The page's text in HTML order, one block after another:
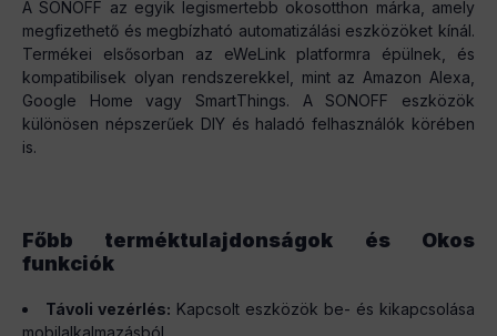
A SONOFF az egyik legismertebb okosotthon márka, amely
megfizethető és megbízható automatizálási eszközöket kínál.
Termékei elsősorban az eWeLink platformra épülnek, és
kompatibilisek olyan rendszerekkel, mint az Amazon Alexa,
Google Home vagy SmartThings. A SONOFF eszközök
különösen népszerűek DIY és haladó felhasználók körében
is.
Főbb terméktulajdonságok és Okos
funkciók
Távoli vezérlés: Kapcsolt eszközök be- és kikapcsolása